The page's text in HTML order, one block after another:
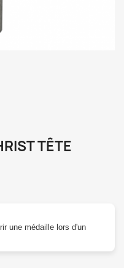
TÊTE
une médaille lors d'un